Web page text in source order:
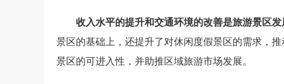
收入水平的提升和交通环境的改善是旅游景区发
景区的基础上，还提升了对休闲度假景区的需求，
景区的可进入性，并助推区域旅游市场发展。